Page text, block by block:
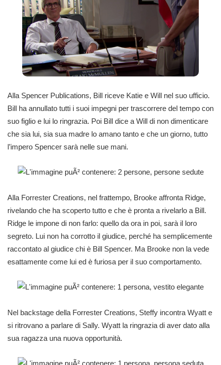
Alla Spencer Publications, Bill riceve Katie e Will nel suo ufficio.
Bill ha annullato tutti i suoi impegni per trascorrere del tempo con
suo figlio e lui lo ringrazia. Poi Bill dice a Will di non dimenticare
che sia lui, sia sua madre lo amano tanto e che un giorno, tutto
l’impero Spencer sarà nelle sue mani.
Alla Forrester Creations, nel frattempo, Brooke affronta Ridge,
rivelando che ha scoperto tutto e che è pronta a rivelarlo a Bill.
Ridge le impone di non farlo: quello da ora in poi, sarà il loro
segreto. Lui non ha corrotto il giudice, perché ha semplicemente
raccontato al giudice chi è Bill Spencer. Ma Brooke non la vede
esattamente come lui ed è furiosa per il suo comportamento.
Nel backstage della Forrester Creations, Steffy incontra Wyatt e
si ritrovano a parlare di Sally. Wyatt la ringrazia di aver dato alla
sua ragazza una nuova opportunità.